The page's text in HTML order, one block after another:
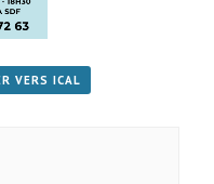
VERS ICAL